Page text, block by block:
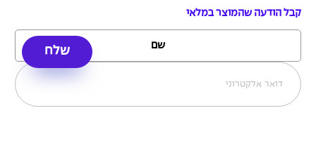
קבל הודעה שהמוצר במלאי